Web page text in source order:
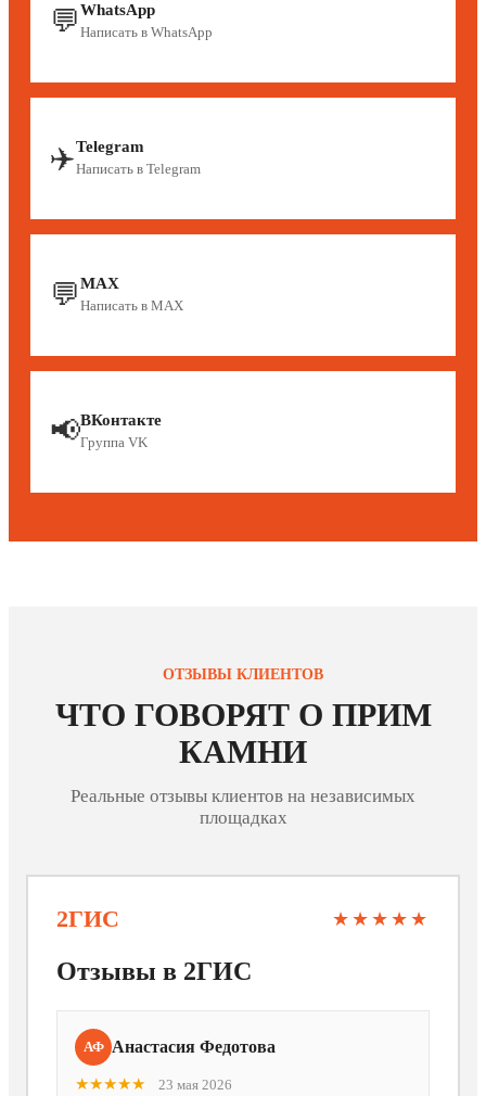
💬WhatsApp
Написать в WhatsApp
✈️Telegram
Написать в Telegram
💬MAX
Написать в MAX
📢ВКонтакте
Группа VK
ОТЗЫВЫ КЛИЕНТОВ
ЧТО ГОВОРЯТ О ПРИМ
КАМНИ
Реальные отзывы клиентов на независимых
площадках
2ГИС ★★★★★
Отзывы в 2ГИС
АФ Анастасия Федотова
★★★★★ 23 мая 2026